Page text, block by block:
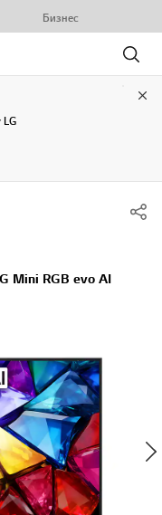
Бизнес
Поиск
Mini RGB evo AI